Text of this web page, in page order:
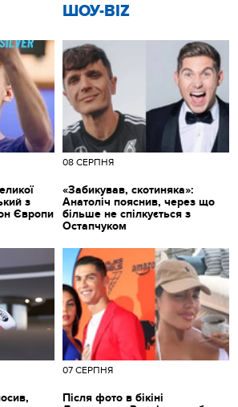
з
Європи
ШОУ-BIZ
08 СЕРПНЯ
«Забикував, скотиняка»:
Анатоліч пояснив, через що
більше не спілкується з
Остапчуком
07 СЕРПНЯ
Після фото в бікіні